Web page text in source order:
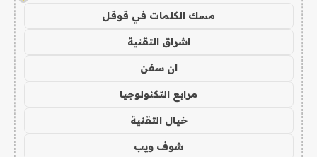
مسك الكلمات في قوقل
اشراق التقنية
ان سفن
مرابع التكنولوجيا
خيال التقنية
شوف ويب